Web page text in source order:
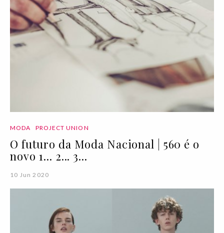
MODA PROJECT UNION
O futuro da Moda Nacional | 560 é o
novo 1... 2... 3...
10 Jun 2020